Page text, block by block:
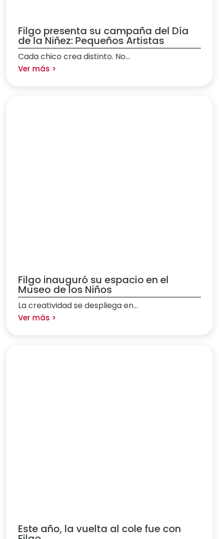
Filgo presenta su campaña del Día
de la Niñez: Pequeños Artistas
Cada chico crea distinto. No...
Ver más >
Filgo inauguró su espacio en el
Museo de los Niños
La creatividad se despliega en...
Ver más >
Este año, la vuelta al cole fue con